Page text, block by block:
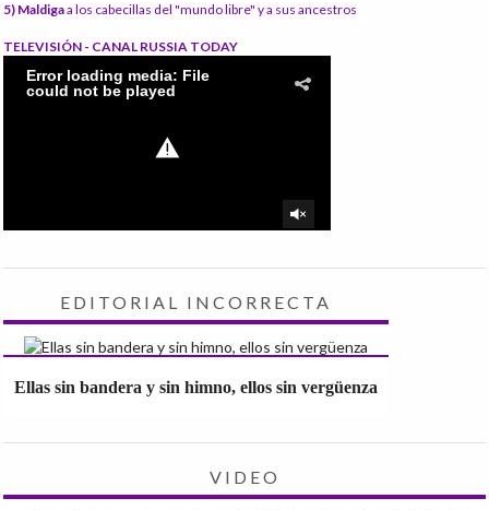
5) Maldigaa los cabecillas del "mundo libre" y a sus ancestros
TELEVISIÓN - CANAL RUSSIA TODAY
EDITORIAL INCORRECTA
Ellas sin bandera y sin himno, ellos sin vergüenza
VIDEO